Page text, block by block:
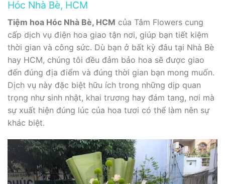
Hóc Nhà Bè, HCM
Tiệm hoa Hóc Nhà Bè, HCM của Tâm Flowers cung
cấp dịch vụ điện hoa giao tận nơi, giúp bạn tiết kiệm
thời gian và công sức. Dù bạn ở bất kỳ đâu tại Nhà Bè
hay HCM, chúng tôi đều đảm bảo hoa sẽ được giao
đến đúng địa điểm và đúng thời gian bạn mong muốn.
Dịch vụ này đặc biệt hữu ích trong những dịp quan
trọng như sinh nhật, khai trương hay đám tang, nơi mà
sự xuất hiện đúng lúc của hoa tươi có thể làm nên sự
khác biệt.